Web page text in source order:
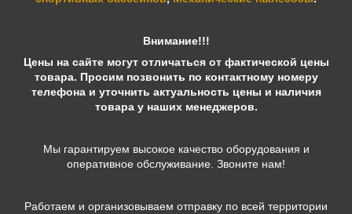
Внимание!!!
Цены на сайте могут отличаться от фактической цены
товара. Просим позвонить по контактному номеру
телефона и уточнить актуальность цены и наличия
товара у наших менеджеров.
Мы гарантируем высокое качество оборудования и
оперативное обслуживание. Звоните нам!
Работаем и организовываем отправку по всей территории